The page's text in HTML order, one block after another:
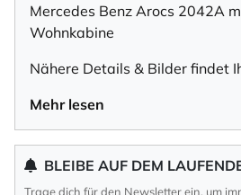
Mercedes Benz Arocs 2042A
Wohnkabine
Nähere Details & Bilder findet
Mehr lesen
BLEIBE AUF DEM
Trage dich für den Newsletter ein, um